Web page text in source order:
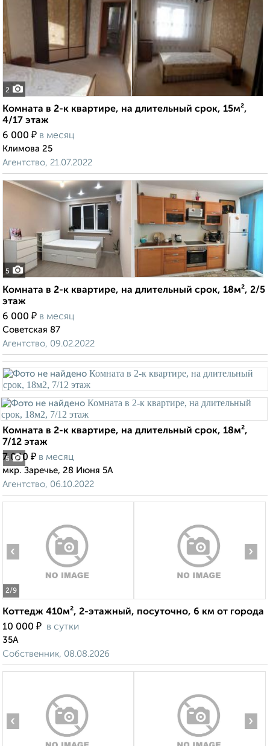
2
Комната в 2-к квартире, на длительный срок, 15м²,
4/17 этаж
6 000 ₽ в месяц
Климова 25
Агентство, 21.07.2022
5
Комната в 2-к квартире, на длительный срок, 18м², 2/5
этаж
6 000 ₽ в месяц
Советская 87
Агентство, 09.02.2022
5
Комната в 2-к квартире, на длительный срок, 18м²,
7/12 этаж
7 000 ₽ в месяц
мкр. Заречье, 28 Июня 5А
Агентство, 06.10.2022
2/9
‹ ›
Коттедж 410м², 2-этажный, посуточно, 6 км от города
10 000 ₽ в сутки
35А
Собственник, 08.08.2026
‹ ›